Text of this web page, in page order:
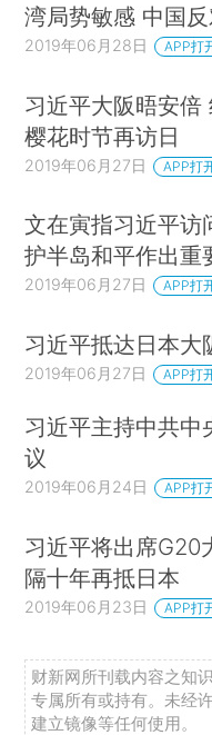
湾局势敏感 中国
2019年06月28日 APP打
习近平大阪晤安倍
樱花时节再访日
2019年06月27日 APP打
文在寅指习近平访
护半岛和平作出重
2019年06月27日 APP打
习近平抵达日本大
2019年06月27日 APP打
习近平主持中共中
议
2019年06月24日 APP打
习近平将出席G20
隔十年再抵日本
2019年06月23日 APP打
财新网所刊载内容之知
专属所有或持有。未经
建立镜像等任何使用。